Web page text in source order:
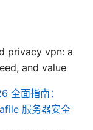
privacy vpn: a
and value
全面指南：
服务器安全